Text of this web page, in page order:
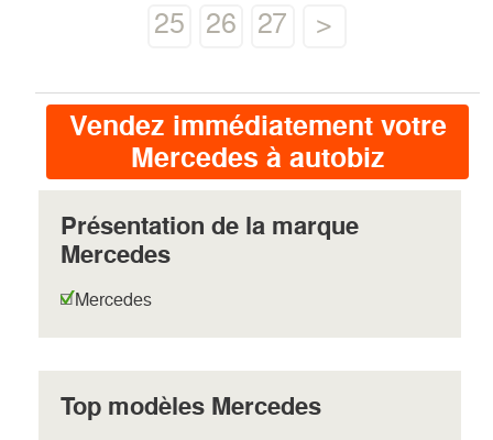
25
26 27 >
Vendez immédiatement votre
Mercedes à autobiz
Présentation de la marque
Mercedes
Mercedes
Top modèles Mercedes